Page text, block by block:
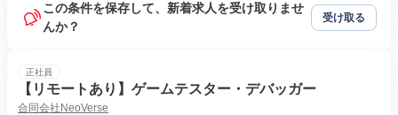
この条件を保存して、新着求人を受け取りませ
んか？
受け取る
正社員
【リモートあり】ゲームテスター・デバッガー
合同会社NeoVerse